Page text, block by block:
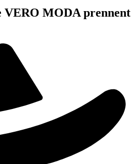
VERO MODA prennent